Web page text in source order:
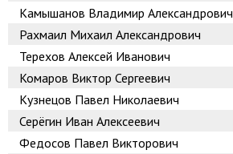
Камышанов Владимир Александрович
Рахмаил Михаил Александрович
Терехов Алексей Иванович
Комаров Виктор Сергеевич
Кузнецов Павел Николаевич
Серёгин Иван Алексеевич
Федосов Павел Викторович